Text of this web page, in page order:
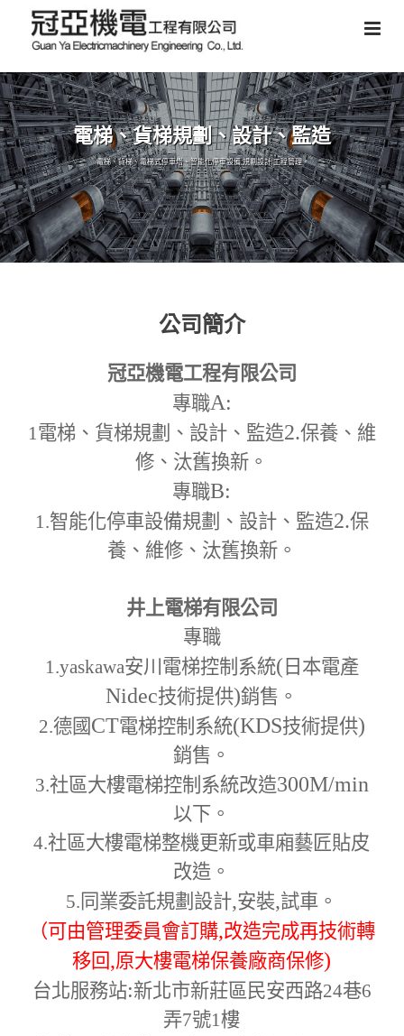
電梯、貨梯規劃、設計、監造
電梯、貨梯、電梯式停車塔、智能化停車設備,規劃設計,工程管理。
公司簡介
冠亞機電工程有限公司
專職A:
1電梯、貨梯規劃、設計、監造2.保養、維
修、汰舊換新。
專職B:
1.智能化停車設備規劃、設計、監造2.保
養、維修、汰舊換新。
井上電梯有限公司
專職
1.yaskawa安川電梯控制系統( 日本電產
Nidec技術提供)銷售。
2.德國 CT電梯控制系統(KDS技術提供)
銷售。
3.社區大樓電梯控制系統改造300M/min
以下。
4.社區大樓電梯整機更新或車廂藝匠貼皮
改造。
5. 同業委託規劃設計,安裝,試車。
（可由管理委員會訂購,改造完成再技術轉
移回,原大樓電梯保養廠商保修)
台北服務站:新北市新莊區民安西路24巷6
弄7號1樓